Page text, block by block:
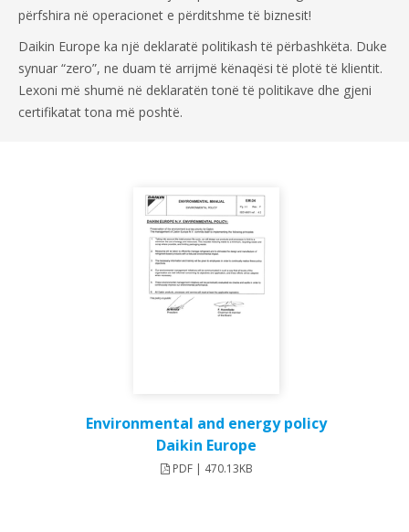
përfshira në operacionet e përditshme të biznesit!
Daikin Europe ka një deklaratë politikash të përbashkëta. Duke
synuar “zero”, ne duam të arrijmë kënaqësi të plotë të klientit.
Lexoni më shumë në deklaratën tonë të politikave dhe gjeni
certifikatat tona më poshtë.
Environmental and energy policy
Daikin Europe
PDF | 470.13KB